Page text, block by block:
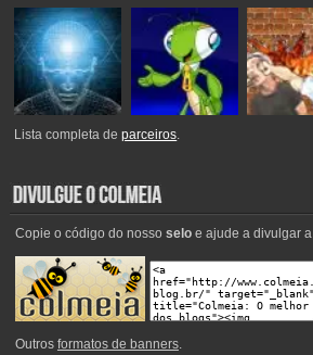
Lista completa deparceiros.
Copie o código do nosso seloe ajude a divulgar
Outros formatos de banners.